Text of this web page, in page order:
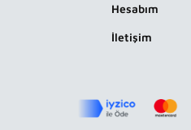
Hesabım
İletişim